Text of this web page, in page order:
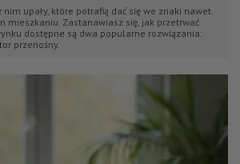
nim upały, które potrafią dać się we znaki nawet
mieszkaniu. Zastanawiasz się, jak przetrwać
dostępne są dwa popularne rozwiązania:
przenośny.